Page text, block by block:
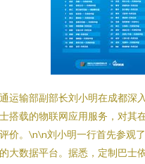
运输部副部长刘小明在成都深
搭载的物联网应用服务，对其
价。\n\n刘小明一行首先参观
大数据平台。据悉，定制巴士